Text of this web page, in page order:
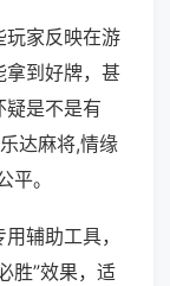
玩家反映在游
拿到好牌，甚
疑是不是有
达麻将,情缘
。
辅助工具，
胜”效果，适